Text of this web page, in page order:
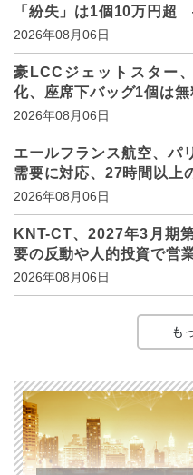
「紛失」は1個10万円
2026年08月06日
豪LCCジェットスター
化、座席下バッグ1個は無
2026年08月06日
エールフランス航空、パ
需要に対応、27時間以上
2026年08月06日
KNT-CT、2027年3月期
要の反動や人的投資で営
2026年08月06日
も